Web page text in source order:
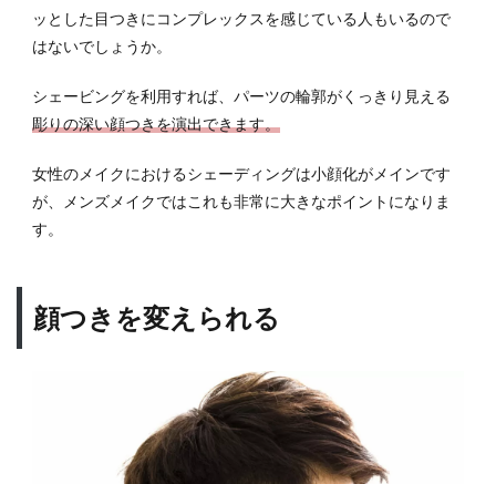
型
5.7
ムベ
ース
5.8
逆三
にバ
レな
ッとした目つきにコンプレックスを感じている人もいるので
はないでしょうか。
シェービングを利用すれば、パーツの輪郭がくっきり見える
彫りの深い顔つきを演出できます。
女性のメイクにおけるシェーディングは小顔化がメインです
が、メンズメイクではこれも非常に大きなポイントになりま
す。
顔つきを変えられる